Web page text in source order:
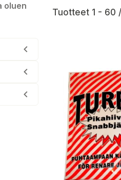
oluen
Tuotteet 1 - 60